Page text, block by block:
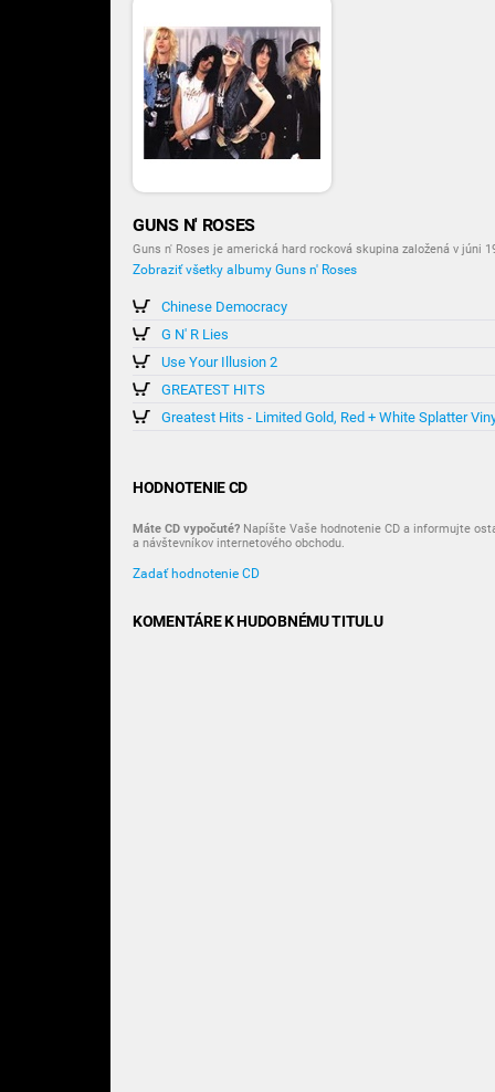
GUNS N' ROSES
Guns n' Roses je americká hard rocková skupina založená v júni
Zobraziť všetky albumy Guns n' Roses
Chinese Democracy
G N' R Lies
Use Your Illusion 2
GREATEST HITS
Greatest Hits - Limited Gold, Red + White Splatter
HODNOTENIE CD
Máte CD vypočuté? Napíšte Vaše hodnotenie CD a informujte
a návštevníkov internetového obchodu.
Zadať hodnotenie CD
KOMENTÁRE K HUDOBNÉMU TITULU